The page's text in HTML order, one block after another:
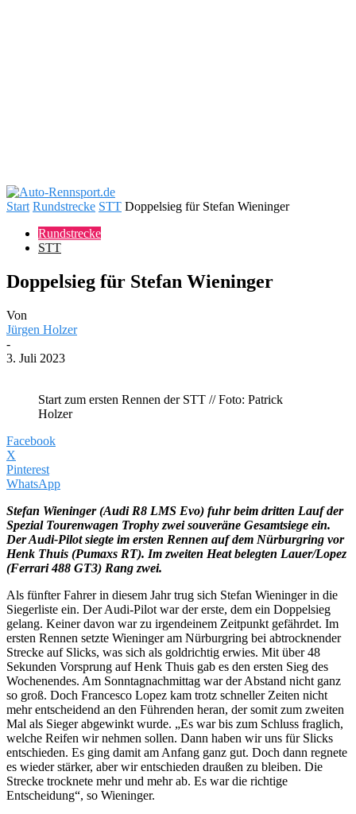
Start Rundstrecke STT Doppelsieg für Stefan Wieninger
Rundstrecke
STT
Doppelsieg für Stefan Wieninger
Von
Jürgen Holzer
-
3. Juli 2023
Start zum ersten Rennen der STT // Foto: Patrick
Holzer
Facebook
X
Pinterest
WhatsApp
Stefan Wieninger (Audi R8 LMS Evo) fuhr beim dritten Lauf der
Spezial Tourenwagen Trophy zwei souveräne Gesamtsiege ein.
Der Audi-Pilot siegte im ersten Rennen auf dem Nürburgring vor
Henk Thuis (Pumaxs RT). Im zweiten Heat belegten Lauer/Lopez
(Ferrari 488 GT3) Rang zwei.
Als fünfter Fahrer in diesem Jahr trug sich Stefan Wieninger in die
Siegerliste ein. Der Audi-Pilot war der erste, dem ein Doppelsieg
gelang. Keiner davon war zu irgendeinem Zeitpunkt gefährdet. Im
ersten Rennen setzte Wieninger am Nürburgring bei abtrocknender
Strecke auf Slicks, was sich als goldrichtig erwies. Mit über 48
Sekunden Vorsprung auf Henk Thuis gab es den ersten Sieg des
Wochenendes. Am Sonntagnachmittag war der Abstand nicht ganz
so groß. Doch Francesco Lopez kam trotz schneller Zeiten nicht
mehr entscheidend an den Führenden heran, der somit zum zweiten
Mal als Sieger abgewinkt wurde. „Es war bis zum Schluss fraglich,
welche Reifen wir nehmen sollen. Dann haben wir uns für Slicks
entschieden. Es ging damit am Anfang ganz gut. Doch dann regnete
es wieder stärker, aber wir entschieden draußen zu bleiben. Die
Strecke trocknete mehr und mehr ab. Es war die richtige
Entscheidung“, so Wieninger.